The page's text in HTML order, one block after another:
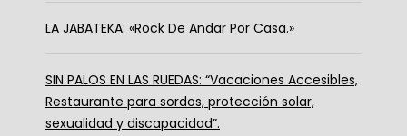
LA JABATEKA: «Rock De Andar Por Casa.»
SIN PALOS EN LAS RUEDAS: “Vacaciones Accesibles,
Restaurante para sordos, protección solar,
sexualidad y discapacidad”.